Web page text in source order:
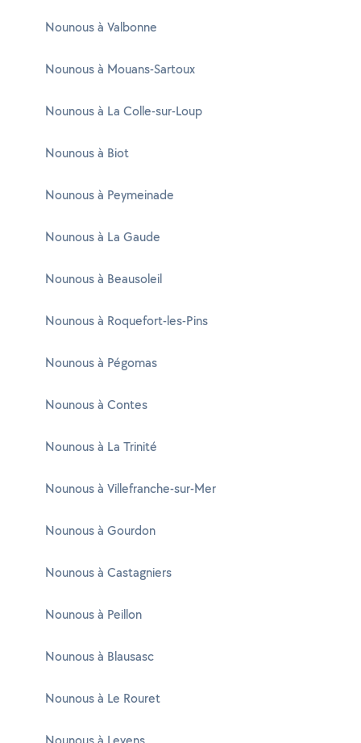
Nounous à Valbonne
Nounous à Mouans-Sartoux
Nounous à La Colle-sur-Loup
Nounous à Biot
Nounous à Peymeinade
Nounous à La Gaude
Nounous à Beausoleil
Nounous à Roquefort-les-Pins
Nounous à Pégomas
Nounous à Contes
Nounous à La Trinité
Nounous à Villefranche-sur-Mer
Nounous à Gourdon
Nounous à Castagniers
Nounous à Peillon
Nounous à Blausasc
Nounous à Le Rouret